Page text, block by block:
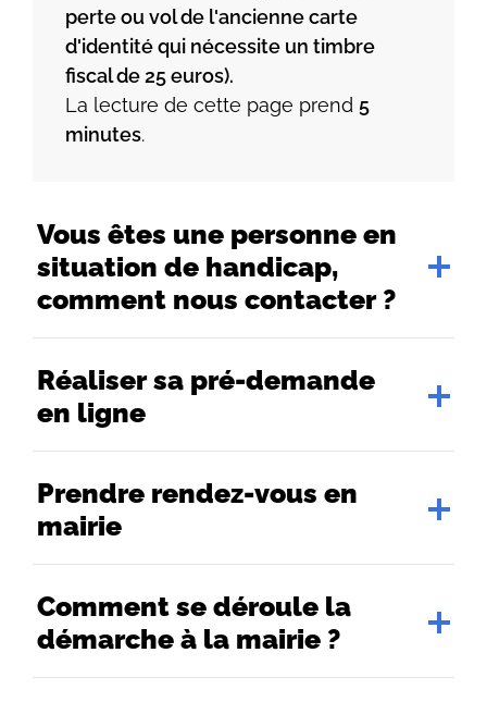
perte ou vol de l'ancienne carte
d'identité qui nécessite un timbre
fiscal de 25 euros).
La lecture de cette page prend 5
minutes.
Vous êtes une personne en
situation de handicap,
comment nous contacter ?
Réaliser sa pré-demande
en ligne
Prendre rendez-vous en
mairie
Comment se déroule la
démarche à la mairie ?